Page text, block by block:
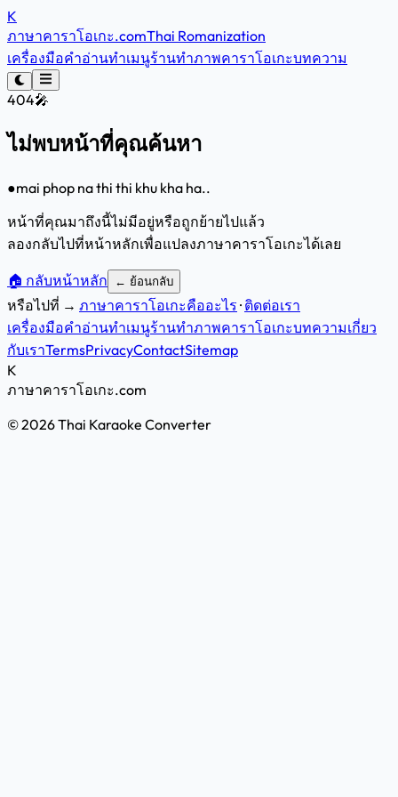
K
ภาษาคาราโอเกะ.comThai Romanization
เครื่องมือคำอ่านทำเมนูร้านทำภาพคาราโอเกะบทความ
404🎤
ไม่พบหน้าที่คุณค้นหา
●mai phop na thi thi khu kha ha..
หน้าที่คุณมาถึงนี้ไม่มีอยู่หรือถูกย้ายไปแล้ว
ลองกลับไปที่หน้าหลักเพื่อแปลงภาษาคาราโอเกะได้เลย
🏠 กลับหน้าหลัก ← ย้อนกลับ
หรือไปที่ → ภาษาคาราโอเกะคืออะไร · ติดต่อเรา
เครื่องมือคำอ่านทำเมนูร้านทำภาพคาราโอเกะบทความเกี่ยว
กับเราTermsPrivacyContactSitemap
K
ภาษาคาราโอเกะ.com
©2026Thai Karaoke Converter